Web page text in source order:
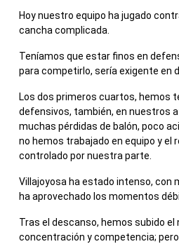
Hoy nuestro equipo ha jugado
cancha complicada.
Teníamos que estar finos en
para competirlo, sería exigente en
Los dos primeros cuartos, hemos
defensivos, también, en nuestros
muchas pérdidas de balón, poco
no hemos trabajado en equipo y el
controlado por nuestra parte.
Villajoyosa ha estado intenso, con
ha aprovechado los momentos
Tras el descanso, hemos subido el
concentración y competencia;